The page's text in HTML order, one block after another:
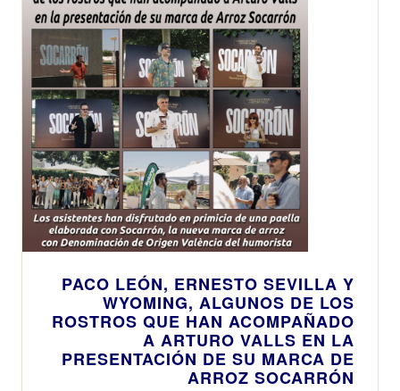
PACO LEÓN, ERNESTO SEVILLA Y
WYOMING, ALGUNOS DE LOS
ROSTROS QUE HAN ACOMPAÑADO
A ARTURO VALLS EN LA
PRESENTACIÓN DE SU MARCA DE
ARROZ SOCARRÓN